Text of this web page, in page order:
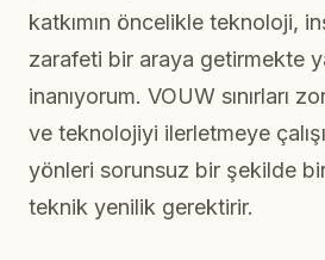
katkımın öncelikle teknoloji,
zarafeti bir araya getirmekte
inanıyorum. VOUW sınırları
ve teknolojiyi ilerletmeye
yönleri sorunsuz bir şekilde
teknik yenilik gerektirir.